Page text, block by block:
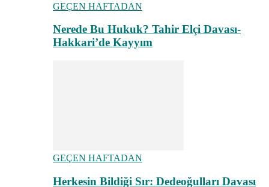
GEÇEN HAFTADAN
Nerede Bu Hukuk? Tahir Elçi Davası-
Hakkari’de Kayyım
GEÇEN HAFTADAN
Herkesin Bildiği Sır: Dedeoğulları Davası